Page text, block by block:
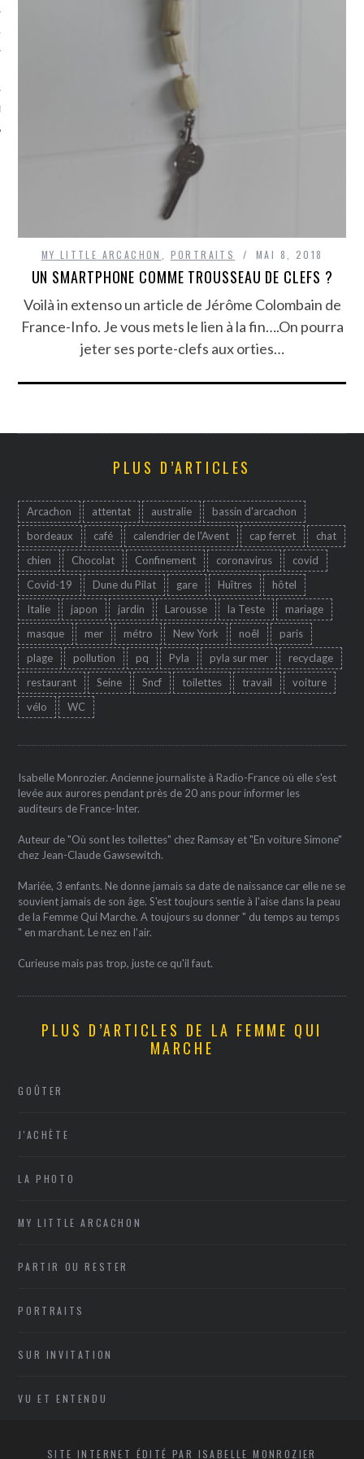
ARCACHON
MY LITTLE ARCACHON PORTRAITS MAI 8, 2018
UN SMARTPHONE COMME TROUSSEAU DE CLEFS ?
Voilà in extenso un article de Jérôme Colombain de
France-Info. Je vous mets le lien à la fin….On pourra
jeter ses porte-clefs aux orties…
PLUS D’ARTICLES
Arcachon attentat australie
bassin d'arcachon
bordeaux
café calendrier de l'Avent cap ferret
chat
chien
Chocolat Confinement coronavirus
covid
Covid-19
Dune du Pilat gare Huîtres
hôtel
Italie
japon jardin Larousse la Teste
mariage
masque
mer métro New York noêl
paris
plage
pollution pq Pyla pyla sur mer
recyclage
restaurant
Seine Sncf toilettes travail
voiture
vélo
WC
Isabelle Monrozier. Ancienne journaliste à Radio-France où elle s'est
levée aux aurores pendant près de 20 ans pour informer les
auditeurs de France-Inter.
Auteur de "Où sont les toilettes" chez Ramsay et "En voiture Simone"
chez Jean-Claude Gawsewitch.
Mariée, 3 enfants. Ne donne jamais sa date de naissance car elle ne se
souvient jamais de son âge. S'est toujours sentie à l'aise dans la peau
de la Femme Qui Marche. A toujours su donner " du temps au temps
" en marchant. Le nez en l'air.
Curieuse mais pas trop, juste ce qu'il faut.
PLUS D’ARTICLES DE LA FEMME QUI
MARCHE
GOÛTER
J'ACHÈTE
LA PHOTO
MY LITTLE ARCACHON
PARTIR OU RESTER
PORTRAITS
SUR INVITATION
VU ET ENTENDU
SITE INTERNET ÉDITÉ PAR ISABELLE MONROZIER